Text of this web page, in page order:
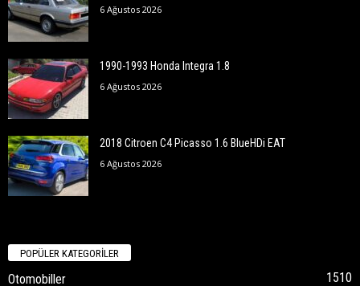
6 Ağustos 2026
1990-1993 Honda Integra 1.8
6 Ağustos 2026
2018 Citroen C4 Picasso 1.6 BlueHDi EAT
6 Ağustos 2026
POPÜLER KATEGORİLER
Otomobiller 1510